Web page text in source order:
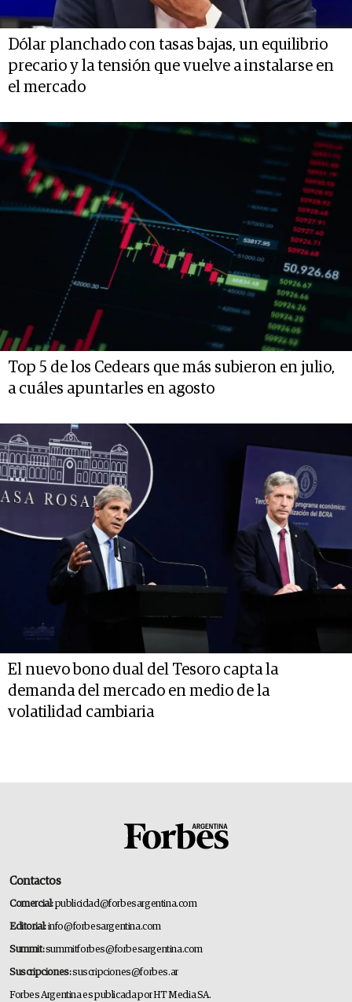
Dólar planchado con tasas bajas, un equilibrio
precario y la tensión que vuelve a instalarse en
el mercado
Top 5 de los Cedears que más subieron en julio,
a cuáles apuntarles en agosto
El nuevo bono dual del Tesoro capta la
demanda del mercado en medio de la
volatilidad cambiaria
Contactos
Comercial:publicidad@forbesargentina.com
Editorial:info@forbesargentina.com
Summit:summitforbes@forbesargentina.com
Suscripciones:suscripciones@forbes.ar
Forbes Argentina es publicada por HT Media SA.